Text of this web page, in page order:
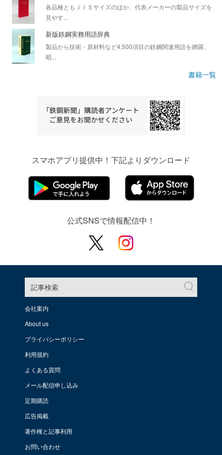
各品種ともＪＩＳサイズのほか、代表メーカーの製品サイズを
見やす...
新版鉄鋼実務用語辞典
製品から技術・原材料など4,500項目の鉄鋼関連用語を網羅、
昭...
書籍一覧
スマホアプリ提供中！下記よりダウンロード
公式SNSで情報配信中！
記事検索
会社案内
About us
プライバシーポリシー
利用規約
よくある質問
メール配信申し込み
定期購読
広告掲載
著作権と記事利用
お問い合わせ